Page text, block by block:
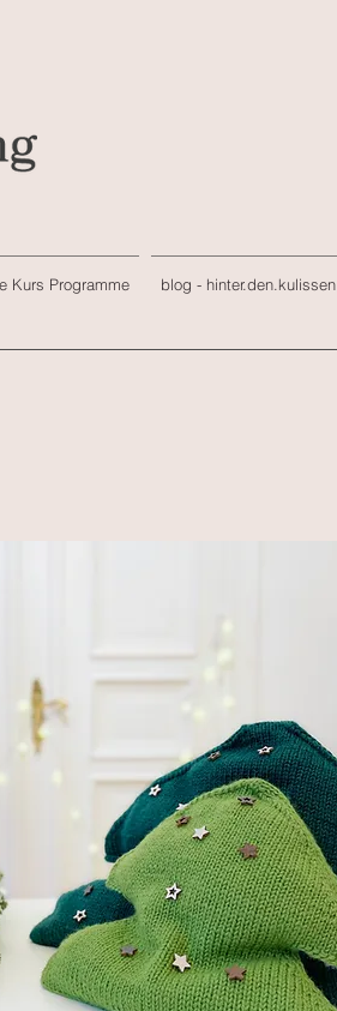
Kurs Programme blog - hinter.den.kulissen